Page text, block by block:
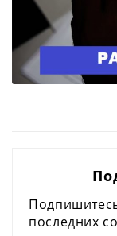
последних